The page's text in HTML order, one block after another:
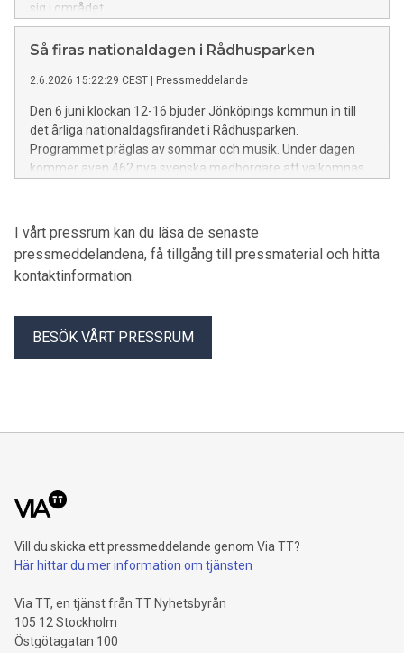
sig i området.
Så firas nationaldagen i Rådhusparken
2.6.2026 15:22:29 CEST Pressmeddelande
Den 6 juni klockan 12-16 bjuder Jönköpings kommun in till
det årliga nationaldagsfirandet i Rådhusparken.
Programmet präglas av sommar och musik. Under dagen
kommer även 462 nya svenska medborgare att välkomnas.
I vårt pressrum kan du läsa de senaste
pressmeddelandena, få tillgång till pressmaterial och hitta
kontaktinformation.
BESÖK VÅRT PRESSRUM
Vill du skicka ett pressmeddelande genom Via TT?
Här hittar du mer information om tjänsten
Via TT, en tjänst från TT Nyhetsbyrån
105 12 Stockholm
Östgötagatan 100